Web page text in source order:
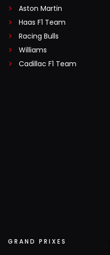
Aston Martin
Haas F1 Team
Racing Bulls
Williams
Cadillac F1 Team
GRAND PRIXES